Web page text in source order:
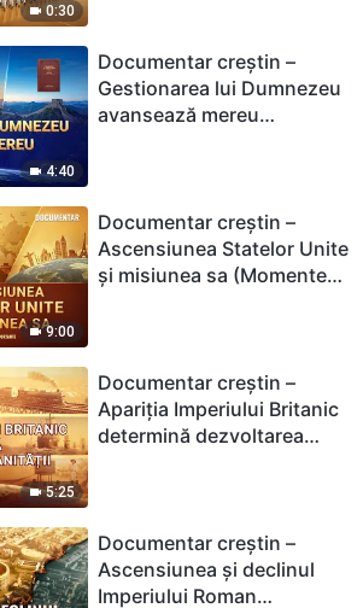
0:30
4:40
Documentar creștin –
Gestionarea lui Dumnezeu
avansează mereu
9:00
Documentar creștin –
Ascensiunea Statelor Unite
și misiunea sa (Momente
5:25
Documentar creștin –
Apariţia Imperiului Britanic
determină dezvoltarea
Documentar creștin –
Ascensiunea și declinul
Imperiului Roman